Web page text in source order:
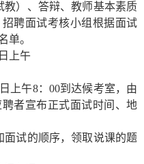
教）、答辩、教师基本素质
招聘面试考核小组根据面试
单。
上午
上午8：00到达候考室，由
者宣布正式面试时间、地
面试的顺序，领取说课的题